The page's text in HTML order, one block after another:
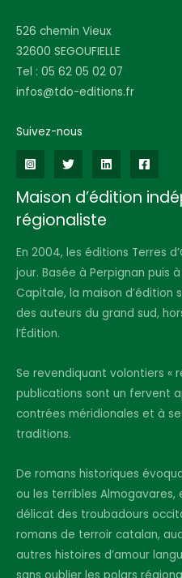
526 chemin Vieux
32600 SEGOUFIELLE
Tel : 05 62 05 02 07
infos@tdo-editions.fr
Suivez-nous
Maison d’édition
régionaliste
En 2004, les éditions Terres
jour. Basée à Perpignan puis
Capitale, la maison d’édition
des auteurs du grand sud,
l’Édition.
Se revendiquant volontiers «
publications sont un fervent
contrées méridionales et à
traditions.
De romans historiques
ou les terribles Almogavares,
délicat des troubadours
romans de terroir catalan,
autres histoires d’amour